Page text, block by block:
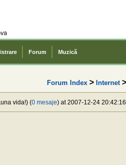
Forum Muzică
Forum Index> Internet
vida!) (0 mesaje) at 2007-12-24